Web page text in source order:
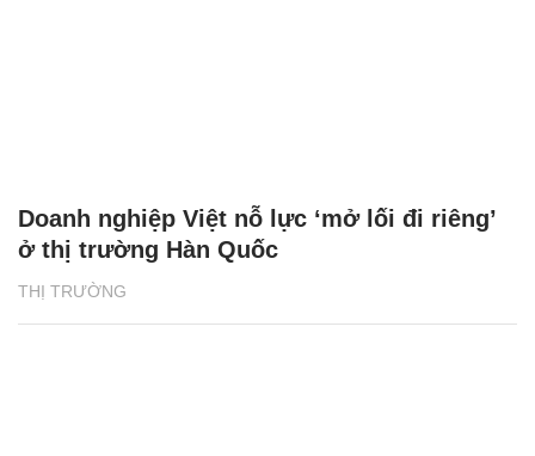
THỊ TRƯỜNG
Doanh nghiệp Việt nỗ lực ‘mở lối đi riêng’
ở thị trường Hàn Quốc